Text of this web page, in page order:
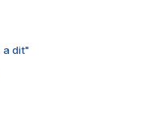
a dit"